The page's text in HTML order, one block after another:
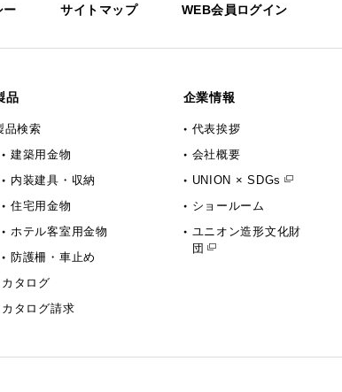
ー サイトマップ WEB会員ログイン
品
品検索
建築用金物
内装建具・収納
住宅用金物
ホテル客室用金物
防護柵・車止め
カタログ
カタログ請求
企業情報
代表挨拶
会社概要
UNION × SDGs
ショールーム
ユニオン造形文化財
団